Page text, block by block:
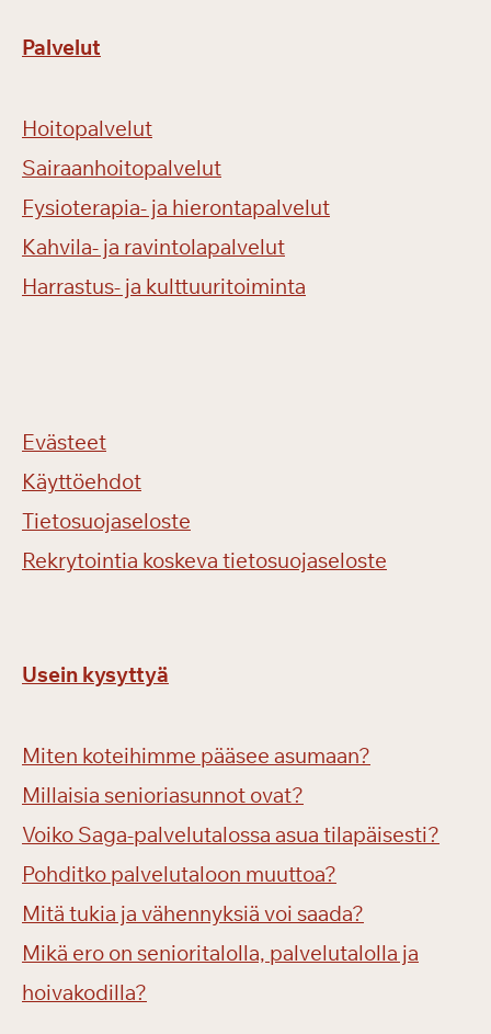
Palvelut
Hoitopalvelut
Sairaanhoitopalvelut
Fysioterapia- ja hierontapalvelut
Kahvila- ja ravintolapalvelut
Harrastus- ja kulttuuritoiminta
Evästeet
Käyttöehdot
Tietosuojaseloste
Rekrytointia koskeva tietosuojaseloste
Usein kysyttyä
Miten koteihimme pääsee asumaan?
Millaisia senioriasunnot ovat?
Voiko Saga-palvelutalossa asua tilapäisesti?
Pohditko palvelutaloon muuttoa?
Mitä tukia ja vähennyksiä voi saada?
Mikä ero on senioritalolla, palvelutalolla ja
hoivakodilla?